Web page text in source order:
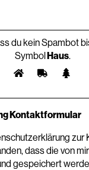
du kein Spambot
SymbolHaus.
Kontaktformular
zur
dass die von
gespeichert